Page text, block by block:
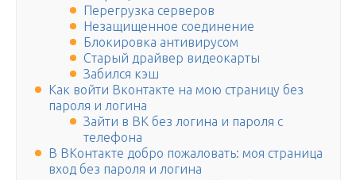
Перегрузка серверов
Незащищенное соединение
Блокировка антивирусом
Старый драйвер видеокарты
Забился кэш
Как войти Вконтакте на мою страницу без
пароля и логина
Зайти в ВК без логина и пароля с
телефона
В ВКонтакте добро пожаловать: моя страница
вход без пароля и логина